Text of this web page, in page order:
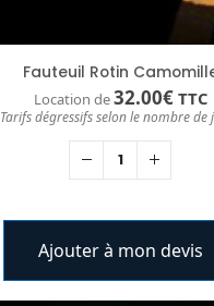
Fauteuil Rotin
Location de32.00€ TTC
Tarifs dégressifs selon le nombre de
Ajouter à mon devis